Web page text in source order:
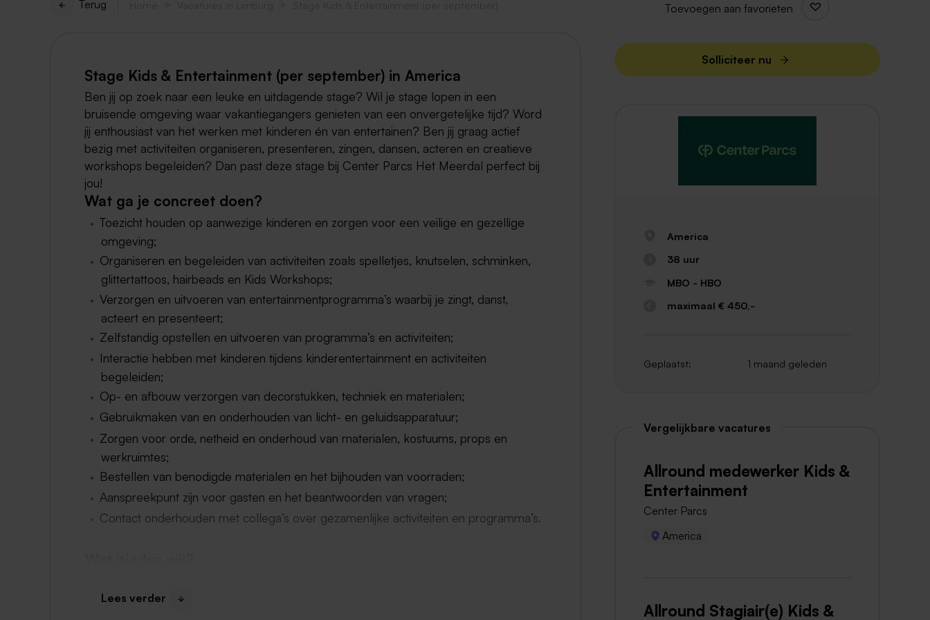
Terug
Stage Kids & Entertainment (per september) in America
Ben jij op zoek naar een leuke en uitdagende stage? Wil je stage lopen in een
bruisende omgeving waar vakantiegangers genieten van een onvergetelijke tijd? Word
jij enthousiast van het werken met kinderen én van entertainen? Ben jij graag actief
bezig met activiteiten organiseren, presenteren, zingen, dansen, acteren en creatieve
workshops begeleiden? Dan past deze stage bij Center Parcs Het Meerdal perfect bij
jou!
Wat ga je concreet doen?
Toezicht houden op aanwezige kinderen en zorgen voor een veilige en gezellige
omgeving;
Organiseren en begeleiden van activiteiten zoals spelletjes, knutselen, schminken,
glittertattoos, hairbeads en Kids Workshops;
Verzorgen en uitvoeren van entertainmentprogramma’s waarbij je zingt, danst,
acteert en presenteert;
Zelfstandig opstellen en uitvoeren van programma’s en activiteiten;
Interactie hebben met kinderen tijdens kinderentertainment en activiteiten
begeleiden;
Op- en afbouw verzorgen van decorstukken, techniek en materialen;
Gebruikmaken van en onderhouden van licht- en geluidsapparatuur;
Zorgen voor orde, netheid en onderhoud van materialen, kostuums, props en
werkruimtes;
Bestellen van benodigde materialen en het bijhouden van voorraden;
Aanspreekpunt zijn voor gasten en het beantwoorden van vragen;
Contact onderhouden met collega’s over gezamenlijke activiteiten en programma’s.
uur per week;
Lees verder
Toevoegen aan favorieten
Solliciteer nu
America
38 uur
MBO - HBO
maximaal € 450,-
Geplaatst: 1 maand geleden
Vergelijkbare vacatures
Allround medewerker Kids &
Entertainment
Center Parcs
America
Allround Stagiair(e) Kids &